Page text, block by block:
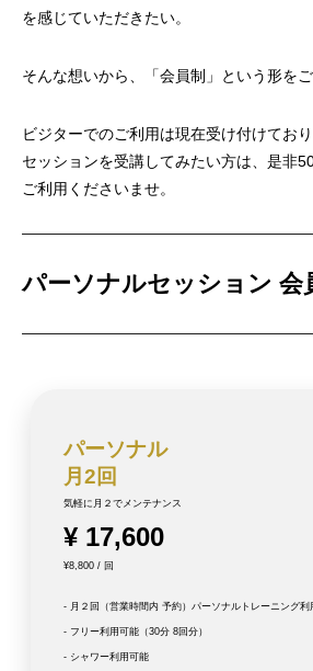
を感じていただきたい。
そんな想いから、「会員制」という形を
ビジターでのご利用は現在受け付けてお
セッションを受講してみたい方は、是非
ご利用くださいませ。
パーソナルセッション 会
パーソナル
月2回
気軽に月２でメンテナンス
¥ 17,600
¥8,800 / 回
- 月２回（営業時間内 予約）パーソナルトレーニング利
- フリー利用可能（30分 8回分）
- シャワー利用可能